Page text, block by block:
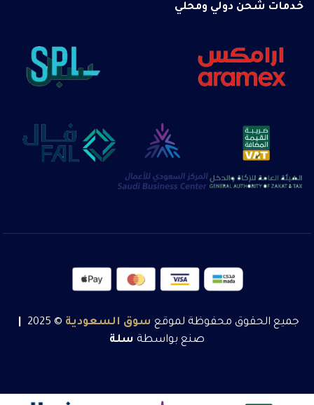
خدمات شحن دولي ومحلي
جميع الحقوق محفوظة لموقع سوق السعودية © 2025
صنع بواسطة سلة